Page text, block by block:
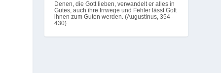
Denen, die Gott lieben, verwandelt er alles in
Gutes, auch ihre Irrwege und Fehler lässt Gott
ihnen zum Guten werden. (Augustinus, 354 -
430)